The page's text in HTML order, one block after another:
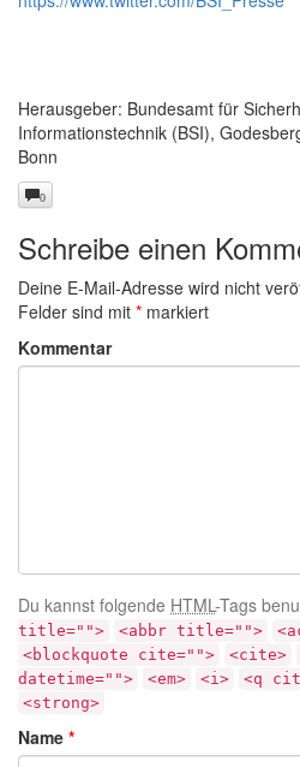
Herausgeber: Bundesamt für
Informationstechnik (BSI),
Bonn
0
Schreibe einen
Deine E-Mail-Adresse wird nicht
Felder sind mit * markiert
Kommentar
Du kannst folgende HTML-Tags
title="">
<abbr title="">
<blockquote cite="">
<cite>
datetime="">
<em> <i> <q
<strong>
Name *